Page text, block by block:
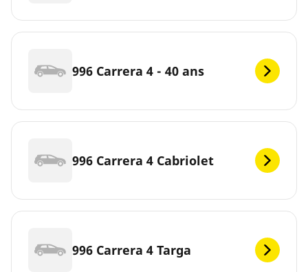
996 Carrera 4 - 40 ans
996 Carrera 4 Cabriolet
996 Carrera 4 Targa